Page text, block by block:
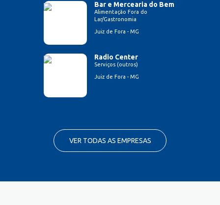
Bar e Mercearia do Bem
Alimentação Fora do
Lar/Gastronomia
Juiz de Fora - MG
Radio Center
Serviços (outros)
Juiz de Fora - MG
VER TODAS AS EMPRESAS